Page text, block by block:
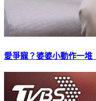
愛爭寵？婆婆小動作一